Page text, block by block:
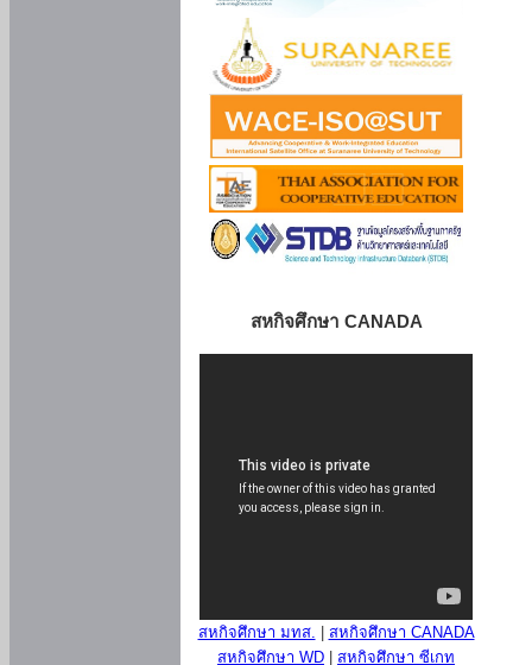
สหกิจศึกษา CANADA
สหกิจศึกษา มทส.
สหกิจศึกษา CANADA
สหกิจศึกษา WD
สหกิจศึกษา ซีเกท